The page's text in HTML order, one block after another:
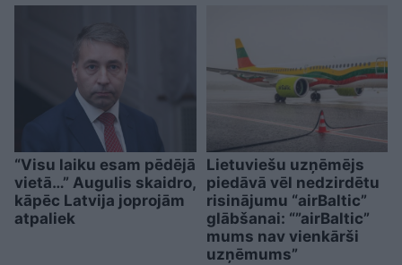
“Visu laiku esam pēdējā
vietā…” Augulis skaidro,
kāpēc Latvija joprojām
atpaliek
Lietuviešu uzņēmējs
piedāvā vēl nedzirdētu
risinājumu “airBaltic”
glābšanai: “”airBaltic”
mums nav vienkārši
uzņēmums”